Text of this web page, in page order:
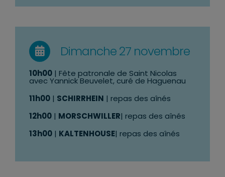
Dimanche 27 novembre
10h00| Fête patronale de Saint Nicolas
avec Yannick Beuvelet, curé de Haguenau
11h00| SCHIRRHEIN | repas des aînés
12h00| MORSCHWILLER| repas des aînés
13h00| KALTENHOUSE| repas des aînés